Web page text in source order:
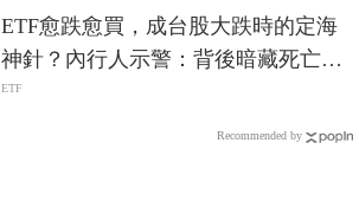
ETF愈跌愈買，成台股大跌時的定海
神針？內行人示警：背後暗藏死亡螺
旋風險
ETF
Recommended by